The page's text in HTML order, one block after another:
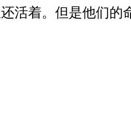
活着。但是他们的